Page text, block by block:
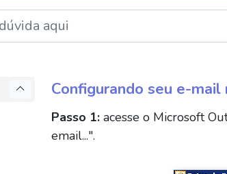
Configurando seu e-
Passo 1: acesse o Microsoft
email...".